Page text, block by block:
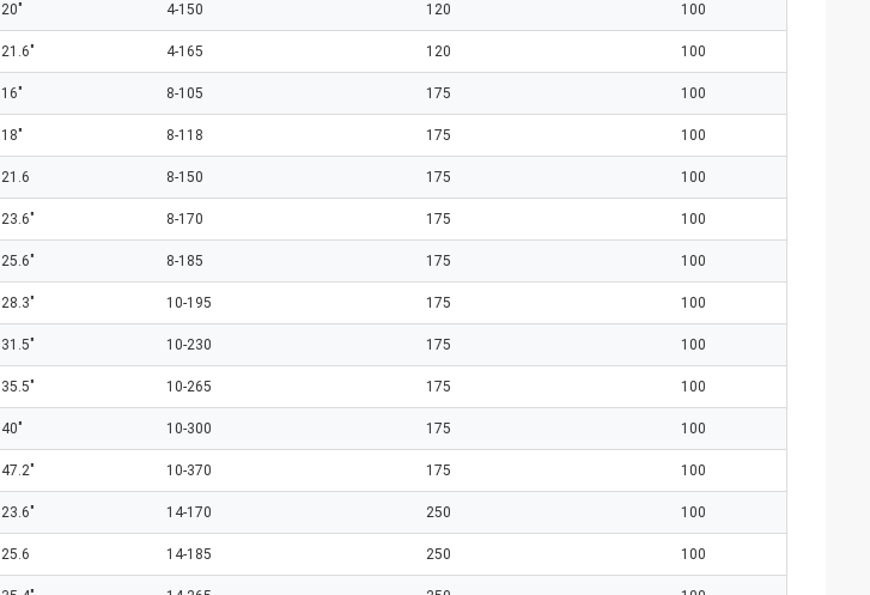
20" 4-150 120 100
21.6" 4-165 120 100
16" 8-105 175 100
18" 8-118 175 100
21.6 8-150 175 100
23.6" 8-170 175 100
25.6" 8-185 175 100
28.3" 10-195 175 100
31.5" 10-230 175 100
35.5" 10-265 175 100
40" 10-300 175 100
47.2" 10-370 175 100
23.6" 14-170 250 100
25.6 14-185 250 100